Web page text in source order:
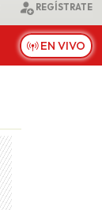
REGÍSTRATE
EN VIVO